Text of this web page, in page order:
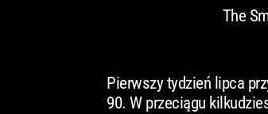
The
Pierwszy tydzień lipca
90. W przeciągu